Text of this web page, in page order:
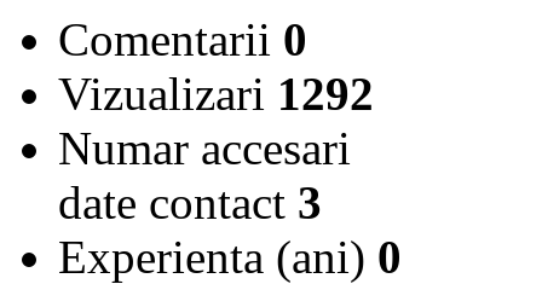
Comentarii 0
Vizualizari 1292
Numar accesari
date contact 3
Experienta (ani) 0